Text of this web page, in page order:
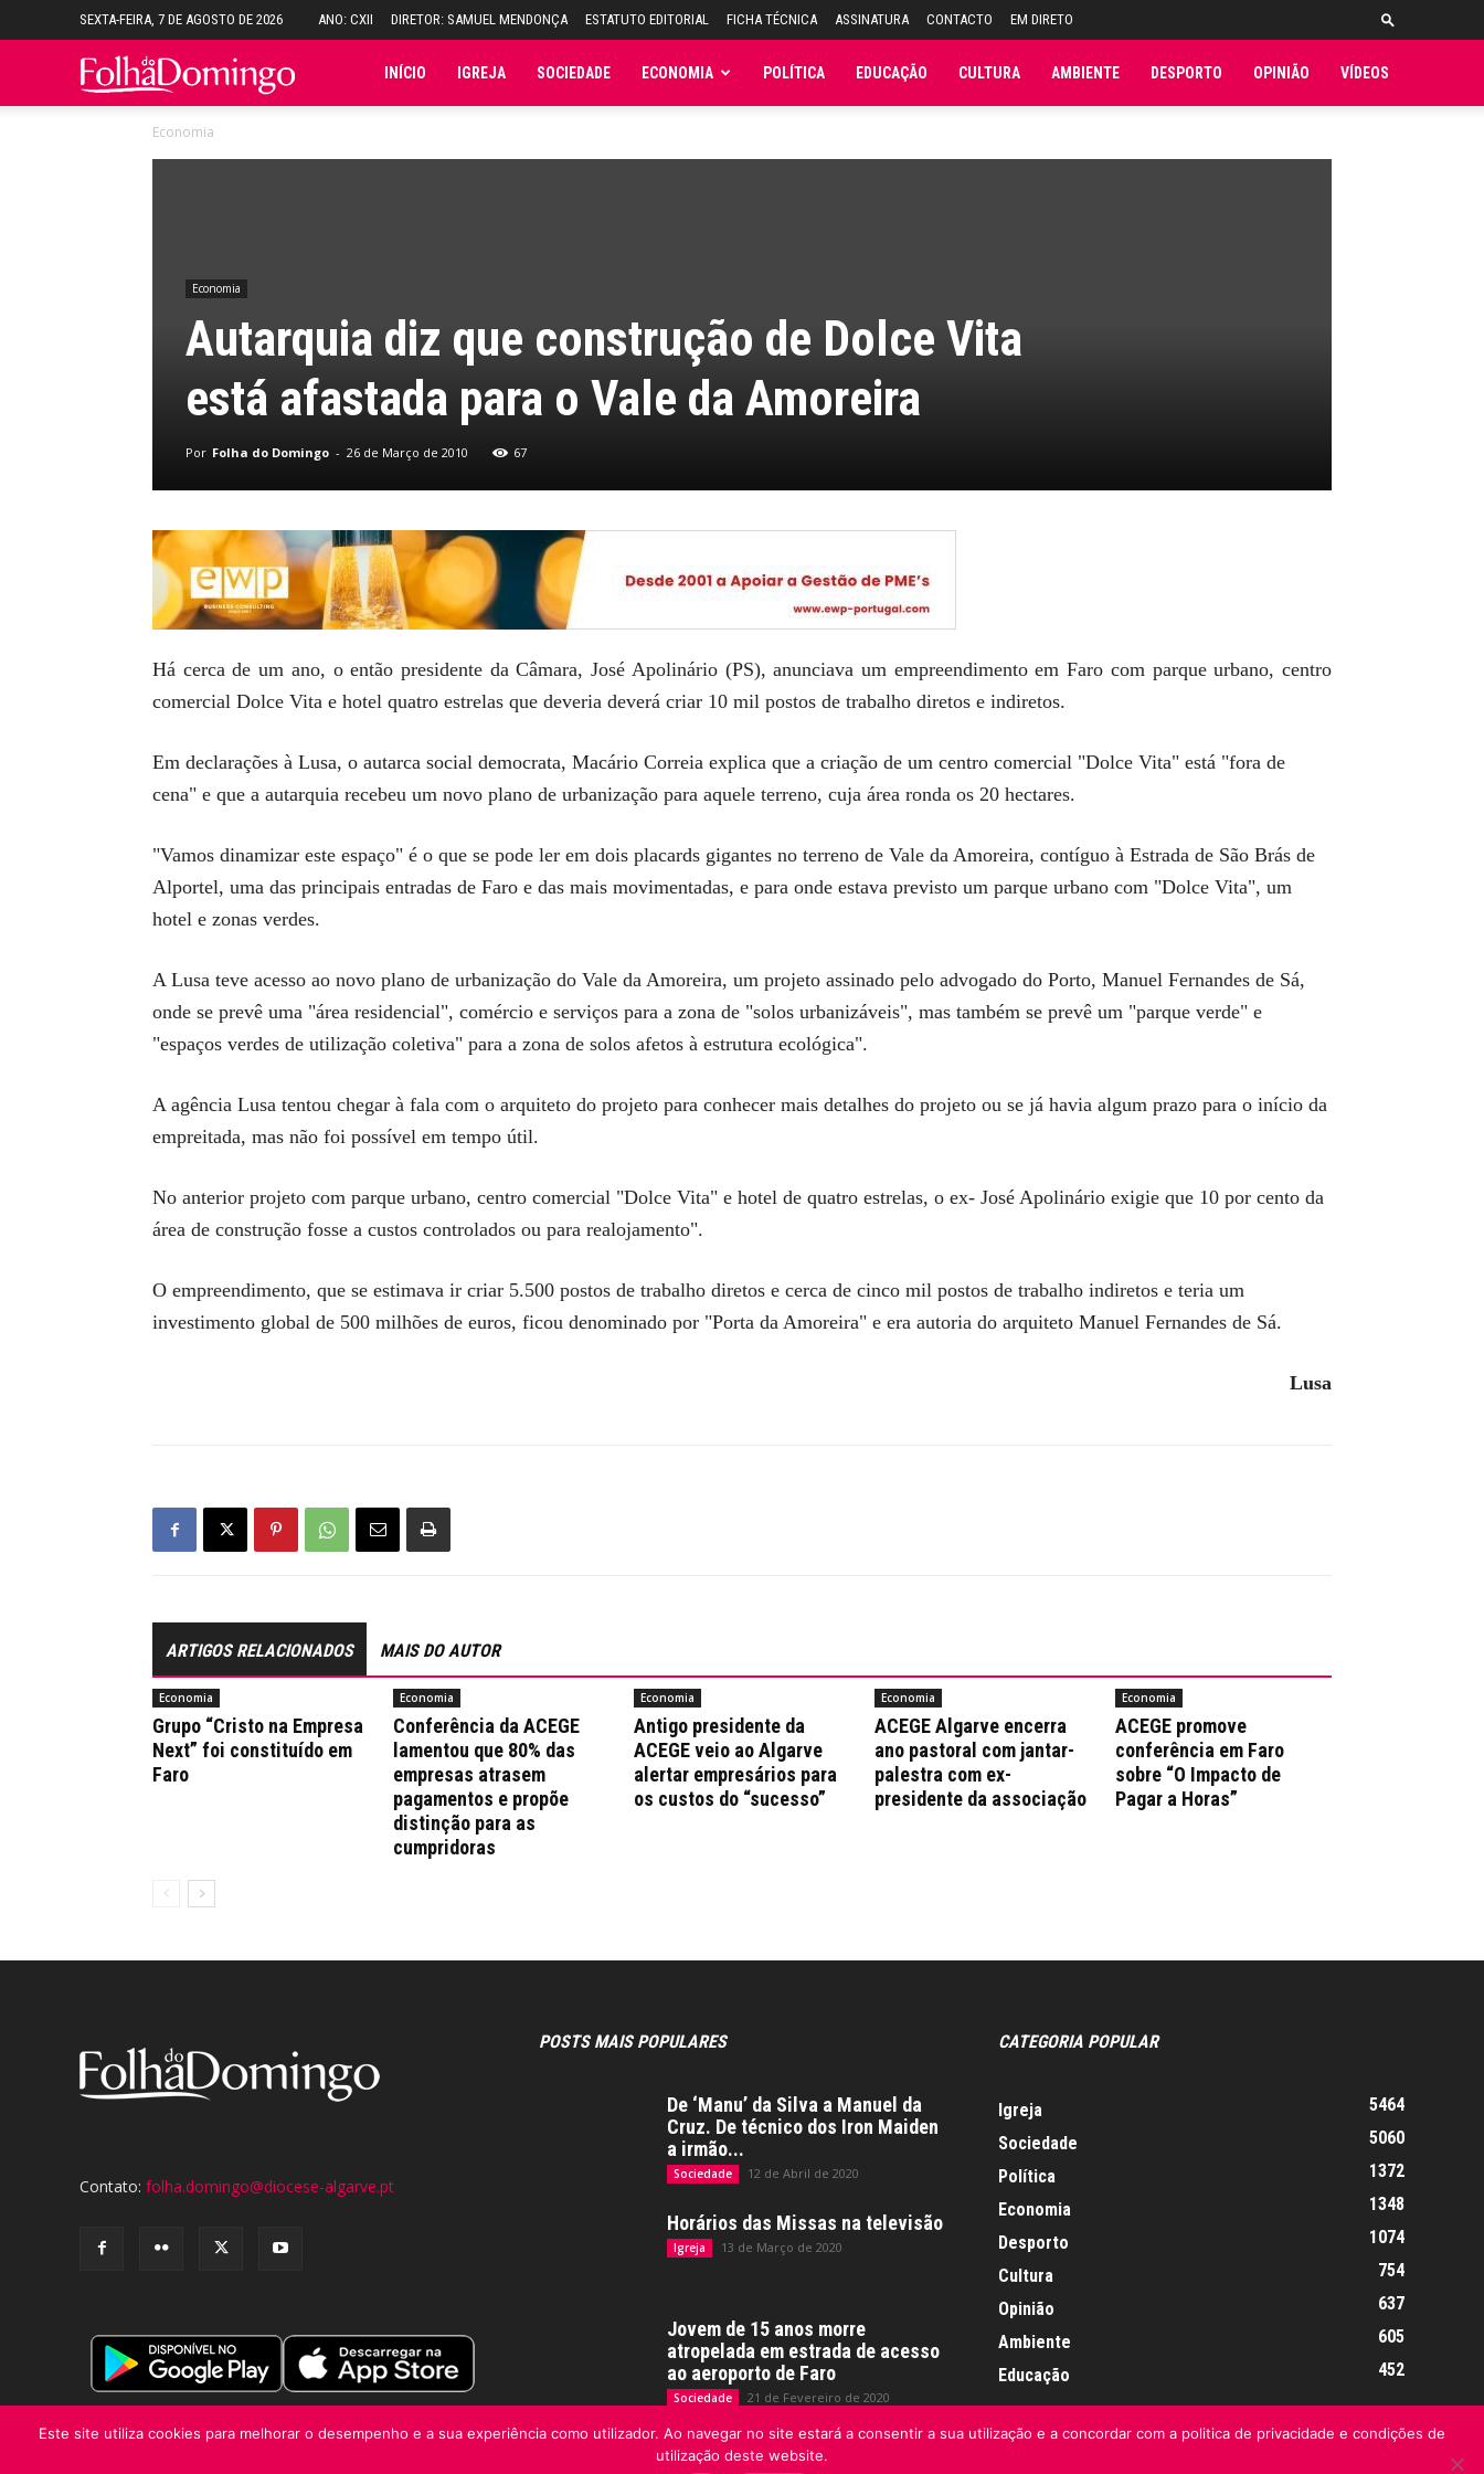
SEXTA-FEIRA, 7 DE AGOSTO DE 2026 ANO: CXII DIRETOR: SAMUEL MENDONÇA ESTATUTO EDITORIAL FICHA TÉCNICA ASSINATURA CONTACTO EM DIRETO
Folha INÍCIO IGREJA SOCIEDADE ECONOMIA POLÍTICA EDUCAÇÃO CULTURA AMBIENTE DESPORTO OPINIÃO VÍDEOS
Economia
Economia
Autarquia diz que construção de Dolce Vita
está afastada para o Vale da Amoreira
Por Folha do Domingo - 26 de Março de 2010 67
Há cerca de um ano, o então presidente da Câmara, José Apolinário (PS), anunciava um empreendimento em Faro com parque urbano, centro
comercial Dolce Vita e hotel quatro estrelas que deveria deverá criar 10 mil postos de trabalho diretos e indiretos.
Em declarações à Lusa, o autarca social democrata, Macário Correia explica que a criação de um centro comercial "Dolce Vita" está "fora de
cena" e que a autarquia recebeu um novo plano de urbanização para aquele terreno, cuja área ronda os 20 hectares.
"Vamos dinamizar este espaço" é o que se pode ler em dois placards gigantes no terreno de Vale da Amoreira, contíguo à Estrada de São Brás de
Alportel, uma das principais entradas de Faro e das mais movimentadas, e para onde estava previsto um parque urbano com "Dolce Vita", um
hotel e zonas verdes.
A Lusa teve acesso ao novo plano de urbanização do Vale da Amoreira, um projeto assinado pelo advogado do Porto, Manuel Fernandes de Sá,
onde se prevê uma "área residencial", comércio e serviços para a zona de "solos urbanizáveis", mas também se prevê um "parque verde" e
"espaços verdes de utilização coletiva" para a zona de solos afetos à estrutura ecológica".
A agência Lusa tentou chegar à fala com o arquiteto do projeto para conhecer mais detalhes do projeto ou se já havia algum prazo para o início da
empreitada, mas não foi possível em tempo útil.
No anterior projeto com parque urbano, centro comercial "Dolce Vita" e hotel de quatro estrelas, o ex- José Apolinário exigie que 10 por cento da
área de construção fosse a custos controlados ou para realojamento".
O empreendimento, que se estimava ir criar 5.500 postos de trabalho diretos e cerca de cinco mil postos de trabalho indiretos e teria um
investimento global de 500 milhões de euros, ficou denominado por "Porta da Amoreira" e era autoria do arquiteto Manuel Fernandes de Sá.
Lusa
ARTIGOS RELACIONADOS MAIS DO AUTOR
Economia
Grupo “Cristo na Empresa
Next” foi constituído em
Faro
Economia
Conferência da ACEGE
lamentou que 80% das
empresas atrasem
pagamentos e propõe
distinção para as
cumpridoras
Economia
Antigo presidente da
ACEGE veio ao Algarve
alertar empresários para
os custos do “sucesso”
Economia
ACEGE Algarve encerra
ano pastoral com jantar-
palestra com ex-
presidente da associação
Economia
ACEGE promove
conferência em Faro
sobre “O Impacto de
Pagar a Horas”
Contato: folha.domingo@diocese-algarve.pt
POSTS MAIS POPULARES
De ‘Manu’ da Silva a Manuel da
Cruz. De técnico dos Iron Maiden
a irmão...
Sociedade 12 de Abril de 2020
Horários das Missas na televisão
Igreja 13 de Março de 2020
Jovem de 15 anos morre
atropelada em estrada de acesso
ao aeroporto de Faro
Sociedade 21 de Fevereiro de 2020
CATEGORIA POPULAR
Igreja
5464
Sociedade
5060
Política
1372
Economia
1348
Desporto
1074
Cultura
754
Opinião
637
Ambiente
605
Educação
452
Este site utiliza cookies para melhorar o desempenho e a sua experiência como utilizador. Ao navegar no site estará a consentir a sua utilização e a concordar com a politica de privacidade e condições de
utilização deste website.